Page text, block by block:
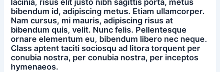
bibendum id, adipiscing metus. Etiam ullamcorper.
Nam cursus, mi mauris, adipiscing risus at
bibendum quis, velit. Nunc felis. Pellentesque
ornare elementum eu, bibendum libero nec neque.
Class aptent taciti sociosqu ad litora torquent per
conubia nostra, per conubia nostra, per inceptos
hymenaeos.